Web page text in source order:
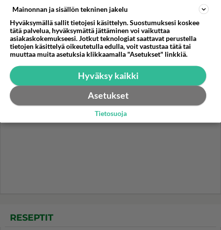
Kun yksi kauhallinen ei riitä...
Tämä helppo arkiruoka ei jää
syömättä!
RESEPTIT
Mainonnan ja sisällön tekninen jakelu
Hyväksymällä sallit tietojesi käsittelyn. Suostumuksesi koskee
tätä palvelua, hyväksymättä jättäminen voi vaikuttaa
asiakaskokemukseesi. Jotkut teknologiat saattavat perustella
tietojen käsittelyä oikeutetulla edulla, voit vastustaa tätä tai
muuttaa muita asetuksia klikkaamalla "Asetukset" linkkiä.
Hyväksy kaikki
Asetukset
Tietosuoja